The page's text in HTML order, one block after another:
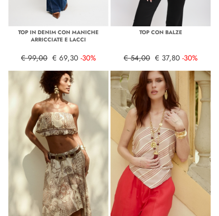
TOP IN DENIM CON MANICHE
ARRICCIATE E LACCI
€ 99,00 € 69,30 -30%
TOP CON BALZE
€ 54,00 € 37,80 -30%